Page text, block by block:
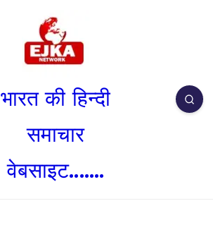
भारत की हिन्दी
समाचार
वेबसाइट.......